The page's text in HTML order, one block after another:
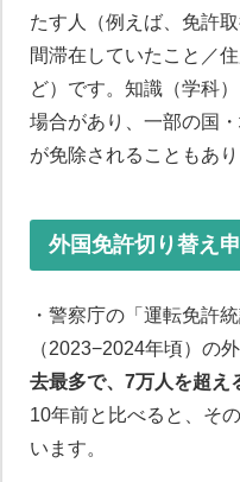
たす人（例えば、免許
間滞在していたこと／
ど）です。知識（学科
場合があり、一部の国
が免除されることもあり
外国免許切り替え
・警察庁の「運転免許
（2023−2024年頃）の
去最多で、7万人を超え
10年前と比べると、そ
います。